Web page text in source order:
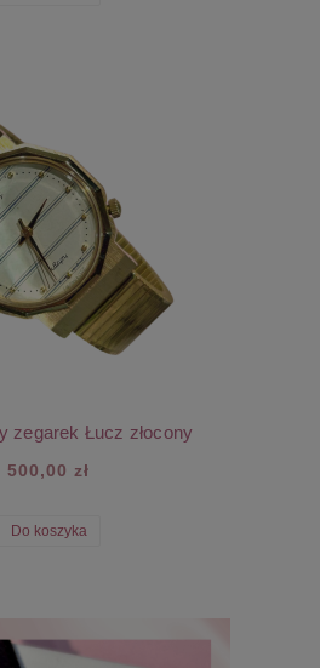
zegarek Łucz złocony
500,00 zł
Do koszyka